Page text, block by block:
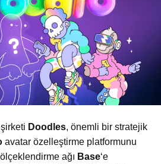
Doodles, önemli bir stratejik
avatar özelleştirme platformunu
ağı Base‘e